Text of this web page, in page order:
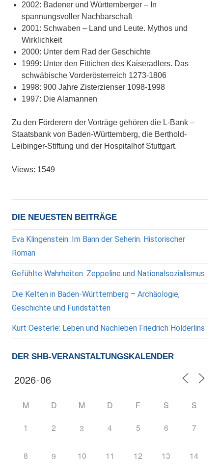
2002: Badener und Württemberger – In
spannungsvoller Nachbarschaft
2001: Schwaben – Land und Leute. Mythos und
Wirklichkeit
2000: Unter dem Rad der Geschichte
1999: Unter den Fittichen des Kaiseradlers. Das
schwäbische Vorderösterreich 1273-1806
1998: 900 Jahre Zisterzienser 1098-1998
1997: Die Alamannen
Zu den Förderern der Vorträge gehören die L-Bank –
Staatsbank von Baden-Württemberg, die Berthold-
Leibinger-Stiftung und der Hospitalhof Stuttgart.
Views: 1549
DIE NEUESTEN BEITRÄGE
Eva Klingenstein: Im Bann der Seherin. Historischer
Roman
Gefühlte Wahrheiten. Zeppeline und Nationalsozialismus
Die Kelten in Baden-Württemberg – Archäologie,
Geschichte und Fundstätten
Kurt Oesterle: Leben und Nachleben Friedrich Hölderlins
DER SHB-VERANSTALTUNGSKALENDER
M D M D F S S
1 2 3 4 5 6 7
8 9 10 11 12 13 14